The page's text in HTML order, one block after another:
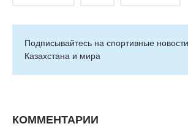
Подписывайтесь на cпортивные новости
Казахстана и мира
КОММЕНТАРИИ